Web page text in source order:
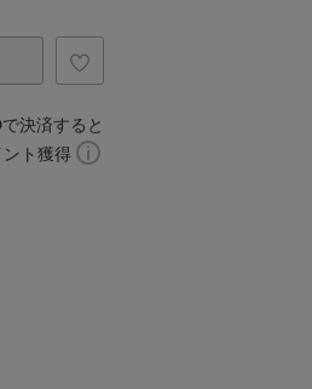
決済すると
ント獲得